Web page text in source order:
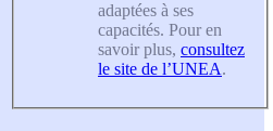
adaptées à ses
capacités. Pour en
savoir plus, consultez
le site de l’UNEA.